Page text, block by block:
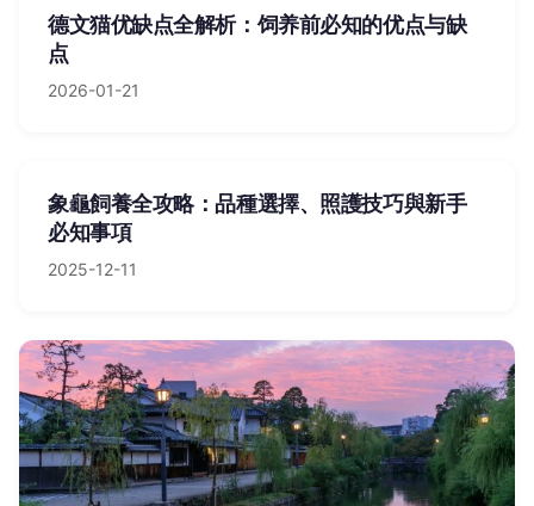
德文猫优缺点全解析：饲养前必知的优点与缺
点
2026-01-21
象龜飼養全攻略：品種選擇、照護技巧與新手
必知事項
2025-12-11